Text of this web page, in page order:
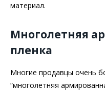
материал.
Многолетняя
пленка
Многие продавцы очень
“многолетняя